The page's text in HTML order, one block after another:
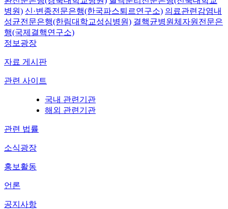
병원) 신·변종전문은행(한국파스퇴르연구소) 의료관련감염내
성균전문은행(한림대학교성심병원) 결핵균병원체자원전문은
행(국제결핵연구소)
정보광장
자료 게시판
관련 사이트
국내 관련기관
해외 관련기관
관련 법률
소식광장
홍보활동
언론
공지사항